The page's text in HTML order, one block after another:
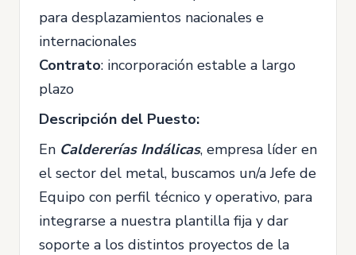
para desplazamientos nacionales e
internacionales
Contrato: incorporación estable a largo
plazo
Descripción del Puesto:
En Caldererías Indálicas, empresa líder en
el sector del metal, buscamos un/a Jefe de
Equipo con perfil técnico y operativo, para
integrarse a nuestra plantilla fija y dar
soporte a los distintos proyectos de la